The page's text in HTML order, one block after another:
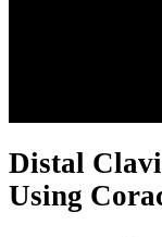
Distal
Using